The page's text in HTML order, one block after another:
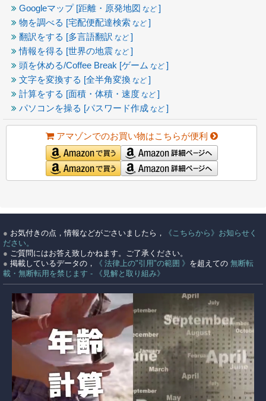
Googleマップ [距離・原発地図 など ]
物を調べる [宅配便配達検索 など ]
翻訳をする [多言語翻訳 など ]
情報を得る [世界の地震 など ]
頭を休める/Coffee Break [ゲーム など ]
文字を変換する [全半角変換 など ]
計算をする [面積・体積・速度 など ]
パソコンを操る [パスワード作成 など ]
アマゾンでのお買い物はこちらが便利
● お気付きの点，情報などがごさいましたら，
《こちらから》お知らせく
ださい。
● ご質問にはお答え致しかねます。ご了承ください。
● 掲載しているデータの， 《 法律上の"引用"の範囲 》 を超えての 無断転
載・無断転用を禁じます - 《見解と取り組み》